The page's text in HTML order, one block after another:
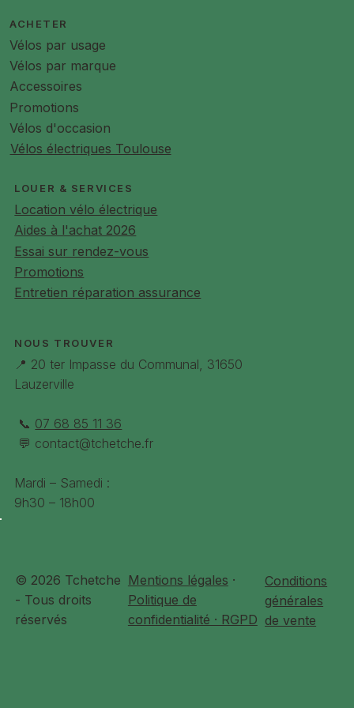
ACHETER
Vélos par usage
Vélos par marque
Accessoires
Promotions
Vélos d'occasion
Vélos électriques Toulouse
LOUER & SERVICES
Location vélo électrique
Aides à l'achat 2026
Essai sur rendez-vous
Promotions
Entretien réparation assurance
NOUS TROUVER
📍 20 ter Impasse du Communal, 31650
Lauzerville
📞 07 68 85 11 36
💬 contact@tchetche.fr
Mardi – Samedi :
9h30 – 18h00
© 2026 Tchetche
- Tous droits
réservés
Mentions légales ·
Politique de
confidentialité · RGPD
Conditions
générales
de vente